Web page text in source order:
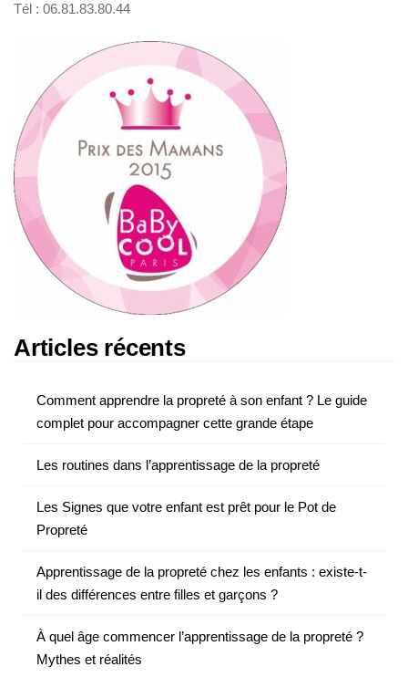
Tél : 06.81.83.80.44
Articles récents
Comment apprendre la propreté à son enfant ? Le guide
complet pour accompagner cette grande étape
Les routines dans l’apprentissage de la propreté
Les Signes que votre enfant est prêt pour le Pot de
Propreté
Apprentissage de la propreté chez les enfants : existe-t-
il des différences entre filles et garçons ?
À quel âge commencer l’apprentissage de la propreté ?
Mythes et réalités